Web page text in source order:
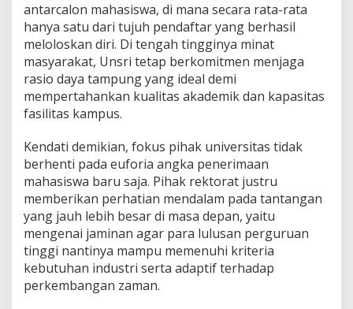
I
n
g
a
t
k
a
n
P
n
t
i
n
g
n
y
a
K
s
antarcalon mahasiswa, di mana secara rata-rata
hanya satu dari tujuh pendaftar yang berhasil
meloloskan diri. Di tengah tingginya minat
masyarakat, Unsri tetap berkomitmen menjaga
rasio daya tampung yang ideal demi
mempertahankan kualitas akademik dan kapasitas
fasilitas kampus.
Kendati demikian, fokus pihak universitas tidak
berhenti pada euforia angka penerimaan
mahasiswa baru saja. Pihak rektorat justru
memberikan perhatian mendalam pada tantangan
yang jauh lebih besar di masa depan, yaitu
mengenai jaminan agar para lulusan perguruan
tinggi nantinya mampu memenuhi kriteria
kebutuhan industri serta adaptif terhadap
perkembangan zaman.